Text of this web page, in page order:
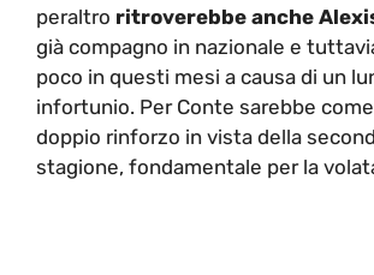
peraltro ritroverebbe anche
già compagno in nazionale e
poco in questi mesi a causa di un
infortunio. Per Conte sarebbe
doppio rinforzo in vista della
stagione, fondamentale per la